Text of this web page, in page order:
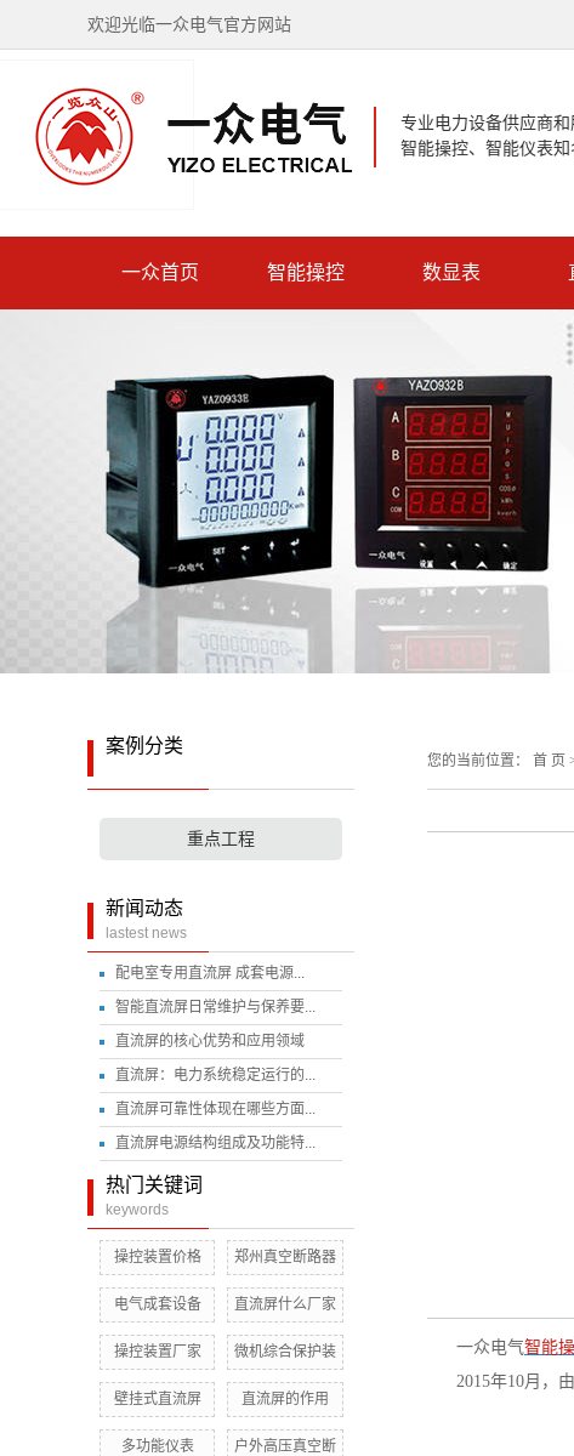
欢迎光临一众电气官方网站
专业电力设备供应商
智能操控、智能仪表
一众首页 智能操控 数显表
案例分类
重点工程
新闻动态
lastest news
配电室专用直流屏 成套电源...
智能直流屏日常维护与保养要...
直流屏的核心优势和应用领域
直流屏：电力系统稳定运行的...
直流屏可靠性体现在哪些方面...
直流屏电源结构组成及功能特...
热门关键词
keywords
操控装置价格 郑州真空断路器
电气成套设备 直流屏什么厂家
操控装置厂家 微机综合保护装
壁挂式直流屏 直流屏的作用
多功能仪表 户外高压真空断
您的当前位置： 首 页
一众电气智能
2015年10月，